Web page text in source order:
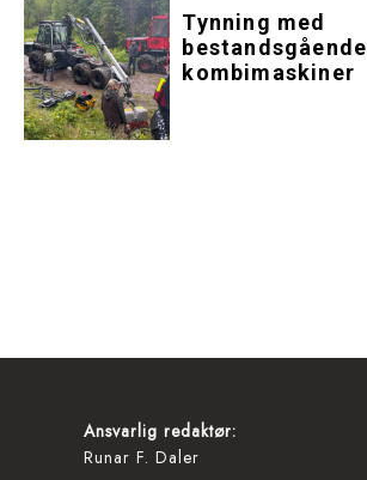
Tynning med
bestandsgående
kombimaskiner
Ansvarlig redaktør:
Runar F. Daler